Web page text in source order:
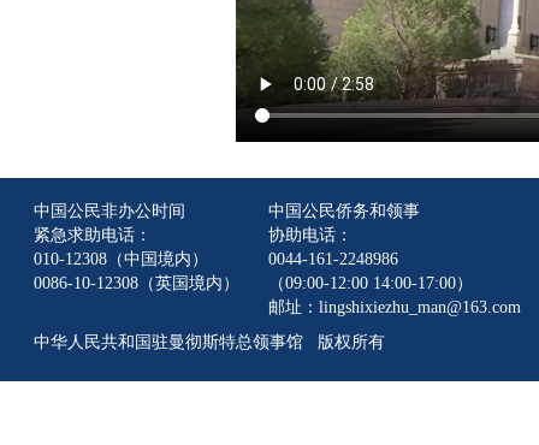
中国公民非办公时间
紧急求助电话：
010-12308（中国境内）
0086-10-12308（英国境内）
中国公民侨务和领事
协助电话：
0044-161-2248986
（09:00-12:00 14:00-17:00）
邮址：lingshixiezhu_man@163.com
中华人民共和国驻曼彻斯特总领事馆 版权所有